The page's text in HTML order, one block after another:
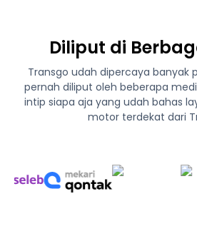
Diliput di
Transgo udah dipercaya banyak
pernah diliput oleh beberapa
intip siapa aja yang udah bahas
motor terdekat dari